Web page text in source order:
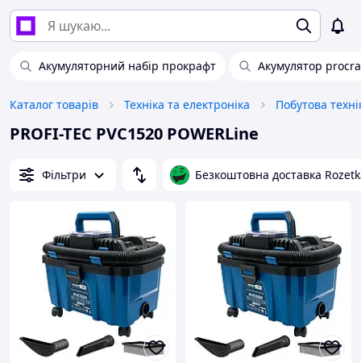
Акумуляторний набір прокрафт Акумулятор
Каталог товарів Техніка та електроніка Побутова
PROFI-TEC PVC1520 POWERLine
Фільтри Безкоштовна доставка